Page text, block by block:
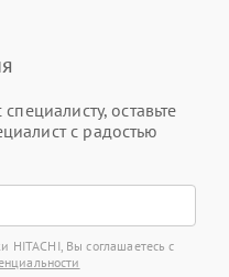
оставьте
с радостью
HITACHI, Вы соглашаетесь с